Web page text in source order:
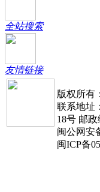
全站搜索
友情链接
版权所有
联系地址
18号 邮政
闽公网安
闽ICP备